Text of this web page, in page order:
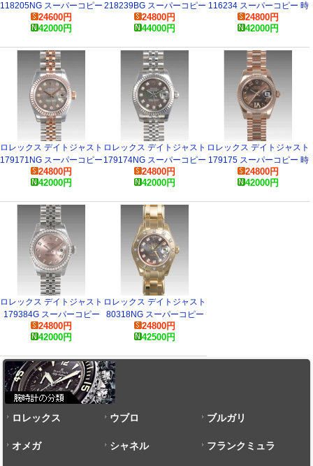
118205NG スーパーコピー
時計
24600円
42000円
218239BG スーパーコピー
時計
24800円
44000円
116234 スーパーコピー 時
計
24800円
42000円
ロレックス デイトジャスト
179171NG スーパーコピー
時計
24800円
42000円
ロレックス デイトジャスト
179174NG スーパーコピー
時計
24800円
42000円
ロレックス デイトジャスト
179175 スーパーコピー 時
計
24800円
42000円
ロレックス デイトジャスト
179384G スーパーコピー
時計
24800円
42000円
ロレックス デイトジャスト
80318NG スーパーコピー
時計
24800円
42500円
ロレックス ウブロ ブルガリ
オメガ シャネル フランクミュラ